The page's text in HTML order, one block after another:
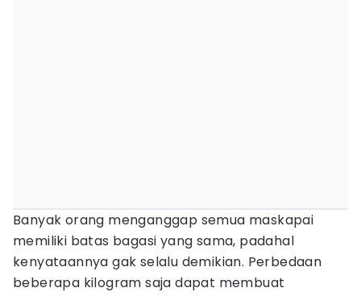
Banyak orang menganggap semua maskapai
memiliki batas bagasi yang sama, padahal
kenyataannya gak selalu demikian. Perbedaan
beberapa kilogram saja dapat membuat